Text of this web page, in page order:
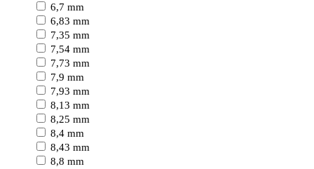
6,7 mm
6,83 mm
7,35 mm
7,54 mm
7,73 mm
7,9 mm
7,93 mm
8,13 mm
8,25 mm
8,4 mm
8,43 mm
8,8 mm